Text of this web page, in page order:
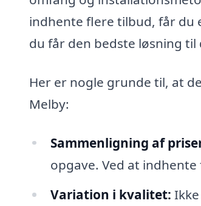
indhente flere tilbud, får du
du får den bedste løsning til
Her er nogle grunde til, at
Melby:
Sammenligning af
opgave. Ved at
Variation i kvalitet: